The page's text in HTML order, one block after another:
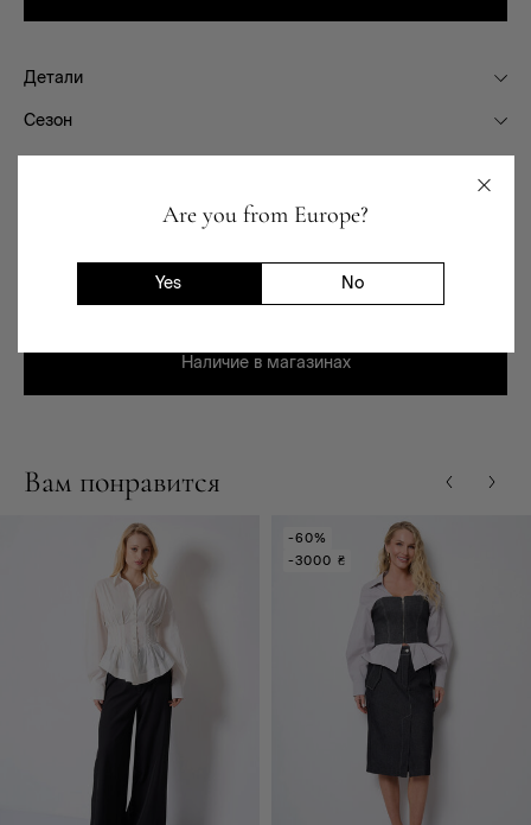
Are you from Europe?
Yes No
Детали
Сезон
Доставка и возврат
Наличие в магазинах
Вам понравится
-60%
-3000 ₴